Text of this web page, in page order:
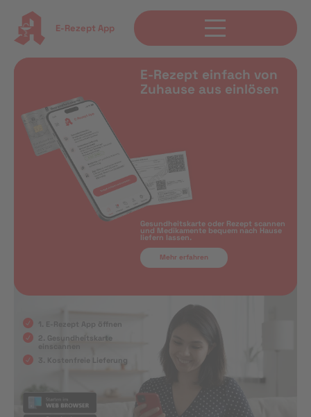
E-Rezept App
E-Rezept einfach von
Zuhause aus einlösen
Gesundheitskarte oder Rezept scannen
und Medikamente bequem nach Hause
liefern lassen.
Mehr erfahren
1. E-Rezept App öffnen
2. Gesundheitskarte
einscannen
3. Kostenfreie Lieferung